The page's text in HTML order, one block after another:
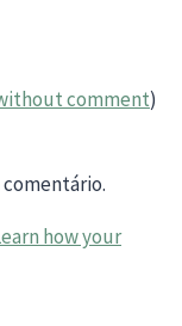
comment)
how your